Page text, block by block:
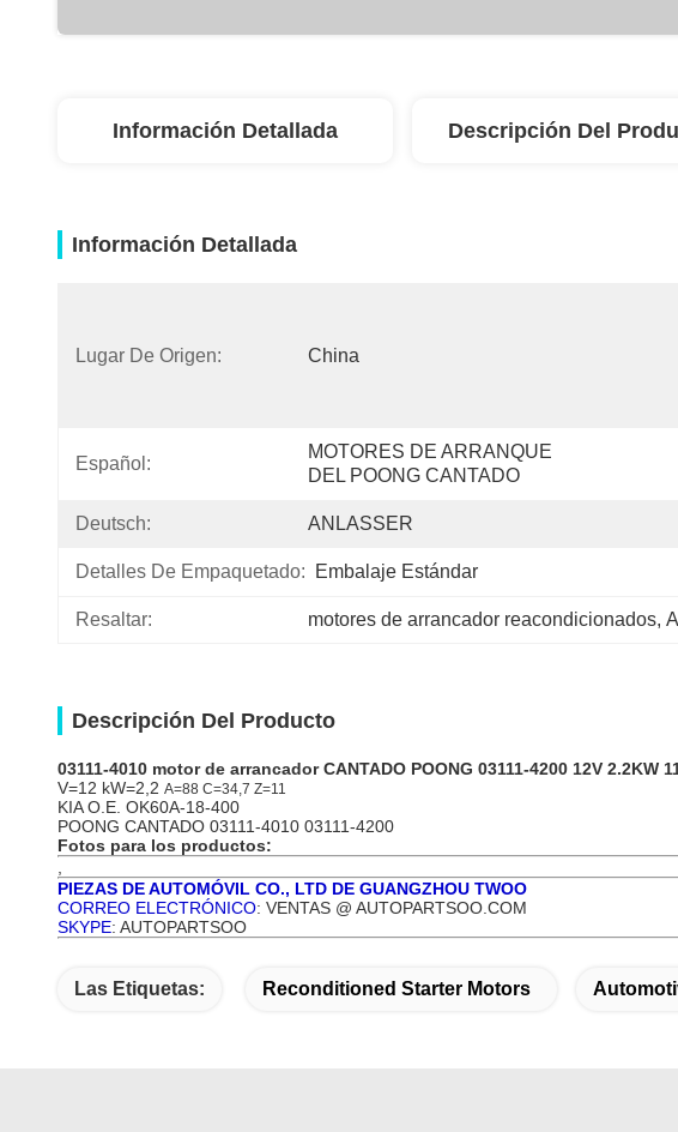
Información Detallada Descripción Del
Información Detallada
Lugar De Origen: China
Español:
MOTORES DE ARRANQUE
DEL POONG CANTADO
Deutsch: ANLASSER
Detalles De Empaquetado: Embalaje Estándar
Resaltar: motores de arrancador reacondicionados,
Descripción Del Producto
03111-4010 motorde arrancadorCANTADO POONG 03111-4200 12V 2.2KW
V=12 kW=2,2 A=88 C=34,7 Z=11
KIA O.E. OK60A-18-400
POONG CANTADO 03111-4010 03111-4200
Fotos para los productos:
PIEZAS DE AUTOMÓVIL CO., LTD DE GUANGZHOU TWOO
CORREO ELECTRÓNICO: VENTAS @ AUTOPARTSOO.COM
SKYPE: AUTOPARTSOO
Las Etiquetas: Reconditioned Starter Motors